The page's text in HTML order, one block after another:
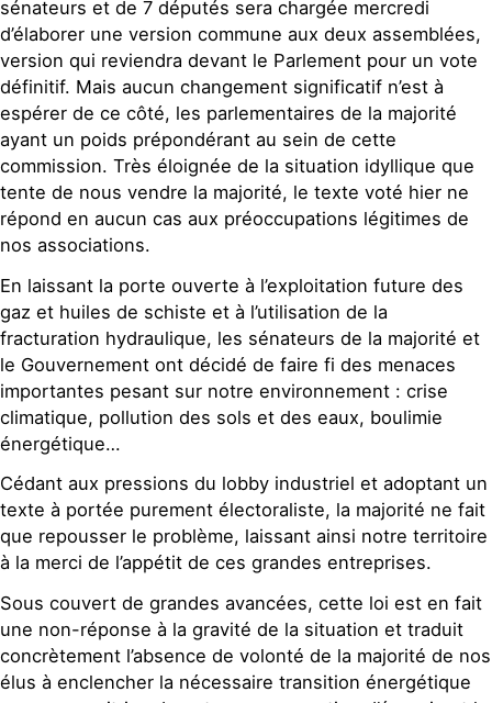
sénateurs et de 7 députés sera chargée mercredi
d’élaborer une version commune aux deux assemblées,
version qui reviendra devant le Parlement pour un vote
définitif. Mais aucun changement significatif n’est à
espérer de ce côté, les parlementaires de la majorité
ayant un poids prépondérant au sein de cette
commission. Très éloignée de la situation idyllique que
tente de nous vendre la majorité, le texte voté hier ne
répond en aucun cas aux préoccupations légitimes de
nos associations.
En laissant la porte ouverte à l’exploitation future des
gaz et huiles de schiste et à l’utilisation de la
fracturation hydraulique, les sénateurs de la majorité et
le Gouvernement ont décidé de faire fi des menaces
importantes pesant sur notre environnement : crise
climatique, pollution des sols et des eaux, boulimie
énergétique…
Cédant aux pressions du lobby industriel et adoptant un
texte à portée purement électoraliste, la majorité ne fait
que repousser le problème, laissant ainsi notre territoire
à la merci de l’appétit de ces grandes entreprises.
Sous couvert de grandes avancées, cette loi est en fait
une non-réponse à la gravité de la situation et traduit
concrètement l’absence de volonté de la majorité de nos
élus à enclencher la nécessaire transition énergétique